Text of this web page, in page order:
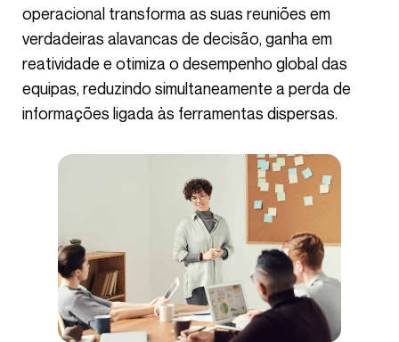
operacional transforma as suas reuniões em
verdadeiras alavancas de decisão, ganha em
reatividade e otimiza o desempenho global das
equipas, reduzindo simultaneamente a perda de
informações ligada às ferramentas dispersas.